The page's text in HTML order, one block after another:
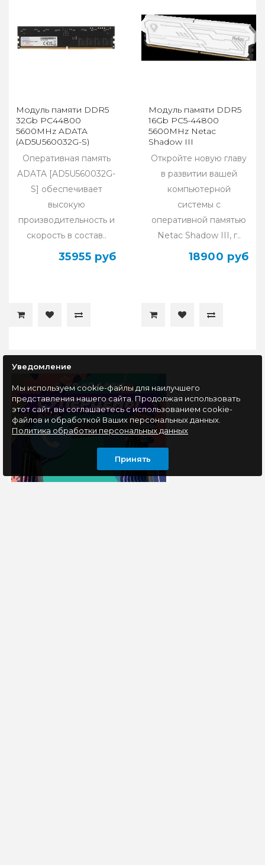
Модуль памяти DDR5
32Gb PC44800
5600MHz ADATA
(AD5U560032G-S)
Оперативная память
ADATA [AD5U560032G-
S] обеспечивает
высокую
производительность и
скорость в состав..
35955 руб
Модуль памяти DDR5
16Gb PC5-44800
5600MHz Netac
Shadow III
Откройте новую главу
в развитии вашей
компьютерной
системы с
оперативной памятью
Netac Shadow III, г..
18900 руб
Уведомление
Мы используем cookie-файлы для наилучшего
представления нашего сайта. Продолжая использовать
этот сайт, вы соглашаетесь с использованием cookie-
файлов и обработкой Ваших персональных данных.
Политика обработки персональных данных
Принять